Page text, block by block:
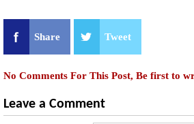
Share Tweet
No Comments For This Post, Be first to
Leave a Comment